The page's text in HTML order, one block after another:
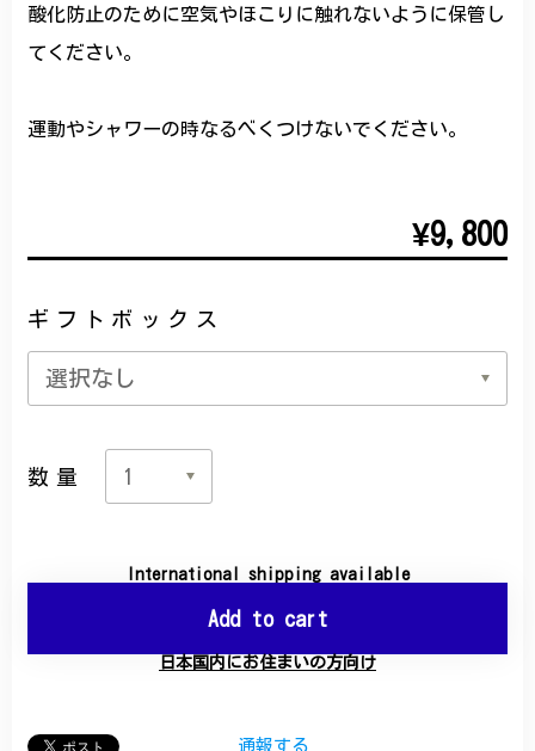
酸化防止のために空気やほこりに触れないように保管し
てください。
運動やシャワーの時なるべくつけないでください。
¥9,800
ギフトボックス
数量
International shipping available
Add to cart
日本国内にお住まいの方向け
通報する